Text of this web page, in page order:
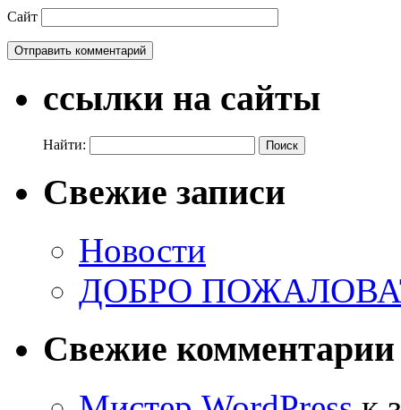
Сайт
ссылки на сайты
Найти:
Свежие записи
Новости
ДОБРО
Свежие комментарии